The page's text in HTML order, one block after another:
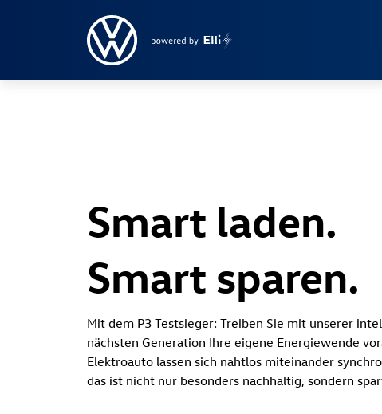
Smart laden.
Smart sparen.
Mit dem P3 Testsieger: Treiben Sie mit unserer
nächsten Generation Ihre eigene Energiewende
Elektroauto lassen sich nahtlos miteinander
das ist nicht nur besonders nachhaltig, sondern